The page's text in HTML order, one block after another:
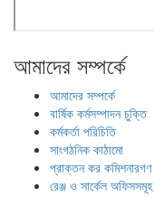
আমাদের সম্পর্কে
আমাদের সম্পর্কে
বার্ষিক কর্মসম্পাদন চুক্তি
কর্মকর্তা পরিচিতি
সাংগঠনিক কাঠামো
প্রাক্তন কর কমিশনারগণ
রেঞ্জ ও সার্কেল অফিসসমূহ